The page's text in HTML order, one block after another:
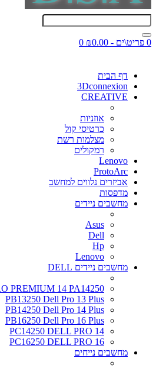
0 פריט\ים - ₪0.00 0
דף הבית
3Dconnexion
CREATIVE
אוזניות
כרטיסי קול
מצלמות רשת
רמקולים
Lenovo
ProtoArc
אביזרים נלווים למחשב
מדפסות
מחשבים ניידים
Asus
Dell
Hp
Lenovo
מחשבים ניידים DELL
PREMIUM 14 PA14250
PB13250 Dell Pro 13 Plus
PB14250 Dell Pro 14 Plus
PB16250 Dell Pro 16 Plus
PC14250 DELL PRO 14
PC16250 DELL PRO 16
מחשבים נייחים